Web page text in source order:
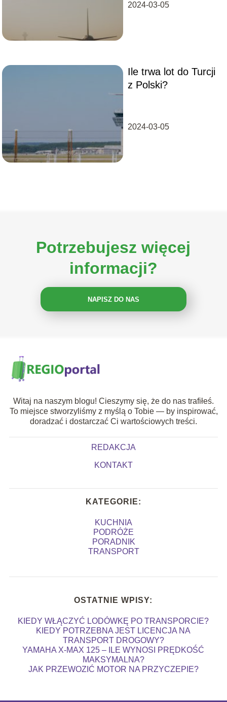
2024-03-05
Ile trwa lot do Turcji
z Polski?
2024-03-05
Potrzebujesz więcej
informacji?
NAPISZ DO NAS
Witaj na naszym blogu! Cieszymy się, że do nas trafiłeś.
To miejsce stworzyliśmy z myślą o Tobie — by inspirować,
doradzać i dostarczać Ci wartościowych treści.
REDAKCJA
KONTAKT
KATEGORIE:
KUCHNIA
PODRÓŻE
PORADNIK
TRANSPORT
OSTATNIE WPISY:
KIEDY WŁĄCZYĆ LODÓWKĘ PO TRANSPORCIE?
KIEDY POTRZEBNA JEST LICENCJA NA
TRANSPORT DROGOWY?
YAMAHA X-MAX 125 – ILE WYNOSI PRĘDKOŚĆ
MAKSYMALNA?
JAK PRZEWOZIĆ MOTOR NA PRZYCZEPIE?